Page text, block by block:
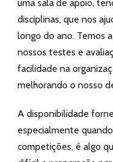
uma sala de apoio,
disciplinas, que nos
longo do ano. Temos
nossos testes e
facilidade na
melhorando o nosso
A disponibilidade
especialmente
competições, é algo